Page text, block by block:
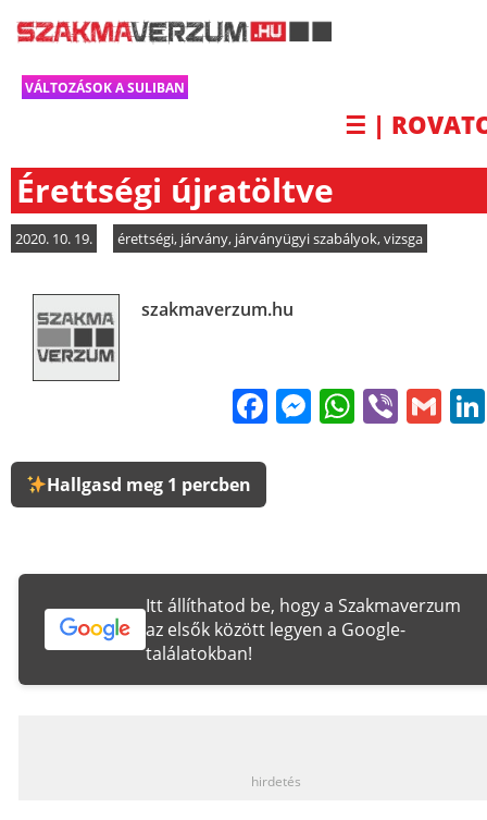
VÁLTOZÁSOK A SULIBAN
☰ |
Érettségi újratöltve
2020. 10. 19. érettségi, járvány, járványügyi szabályok,vizsga
szakmaverzum.hu
FacebookViber
Hallgasd meg 1 percben
Itt állíthatod be, hogy a Szakmaverzum
az elsők között legyen a Google-
találatokban!
hirdetés